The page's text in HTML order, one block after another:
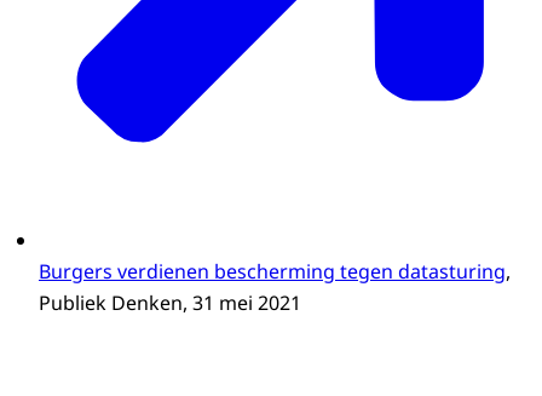
Burgers verdienen bescherming tegen datasturing,
Publiek Denken, 31 mei 2021